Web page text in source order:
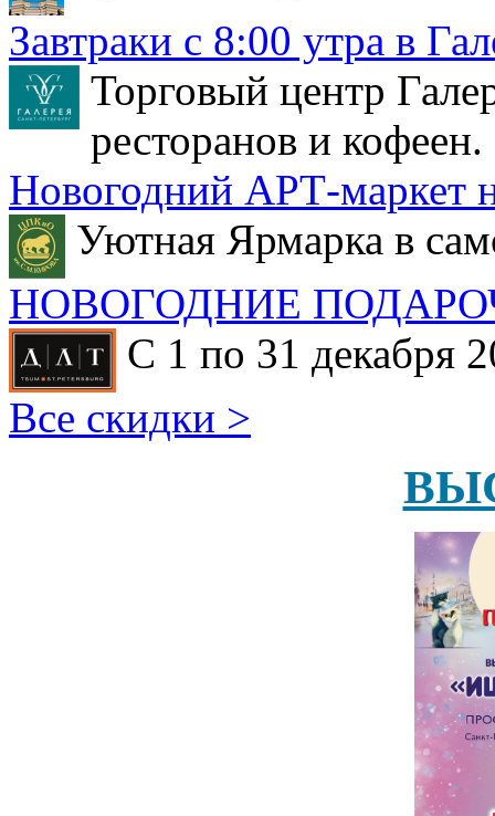
Завтраки с 8:00 утра в
Торговый центр
ресторанов и кофеен.
Новогодний АРТ-маркет
Уютная Ярмарка в
НОВОГОДНИЕ
С 1 по 31 декабря
Все скидки >